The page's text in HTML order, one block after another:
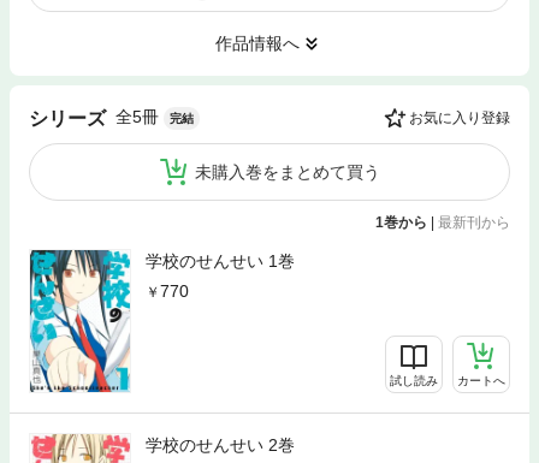
作品情報へ
シリーズ 全5冊 完結 お気に入り登録
未購入巻をまとめて買う
1巻から | 最新刊から
学校のせんせい 1巻
770
試し読み カートへ
学校のせんせい 2巻